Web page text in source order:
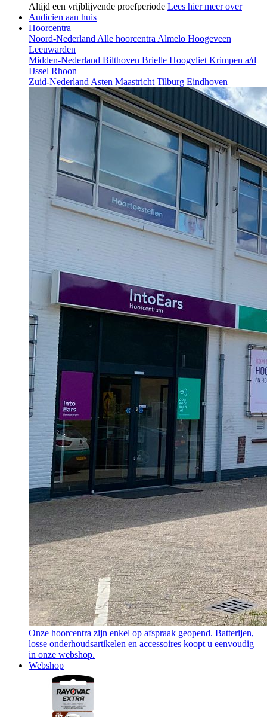
Altijd een vrijblijvende proefperiode Lees hier meer over
Audicien aan huis
Hoorcentra
Noord-Nederland Alle hoorcentra Almelo Hoogeveen
Leeuwarden
Midden-Nederland Bilthoven Brielle Hoogvliet Krimpen a/d
IJssel Rhoon
Zuid-Nederland Asten Maastricht Tilburg Eindhoven
Onze hoorcentra zijn enkel op afspraak geopend. Batterijen,
losse onderhoudsartikelen en accessoires koopt u eenvoudig
in onze webshop.
Webshop